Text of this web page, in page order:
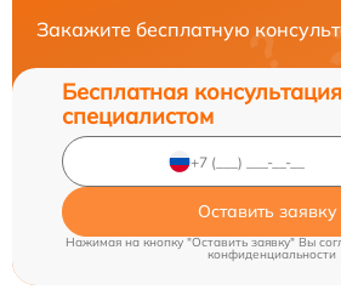
Закажите бесплатную
Бесплатная
специалистом
Оставить заявку
Нажимая на кнопку "Оставить заявку" Вы
конфиденциальности